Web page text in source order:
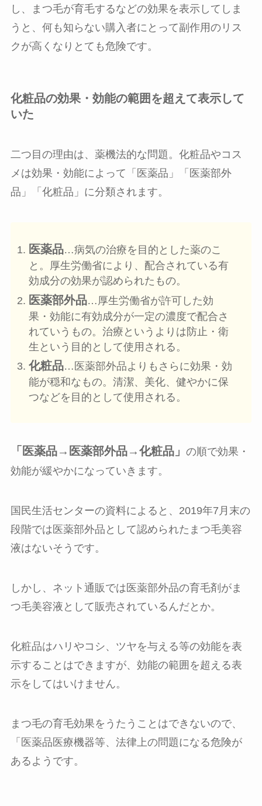
し、まつ毛が育毛するなどの効果を表示してしま
うと、何も知らない購入者にとって副作用のリス
クが高くなりとても危険です。
化粧品の効果・効能の範囲を超えて表示して
いた
二つ目の理由は、薬機法的な問題。化粧品やコス
メは効果・効能によって「医薬品」「医薬部外
品」「化粧品」に分類されます。
医薬品…病気の治療を目的とした薬のこ
と。厚生労働省により、配合されている有
効成分の効果が認められたもの。
医薬部外品…厚生労働省が許可した効
果・効能に有効成分が一定の濃度で配合さ
れていうもの。治療というよりは防止・衛
生という目的として使用される。
化粧品…医薬部外品よりもさらに効果・効
能が穏和なもの。清潔、美化、健やかに保
つなどを目的として使用される。
「医薬品→医薬部外品→化粧品」 の順で効果・
効能が緩やかになっていきます。
国民生活センターの資料によると、2019年7月末の
段階では医薬部外品として認められたまつ毛美容
液はないそうです。
しかし、ネット通販では医薬部外品の育毛剤がま
つ毛美容液として販売されているんだとか。
化粧品はハリやコシ、ツヤを与える等の効能を表
示することはできますが、効能の範囲を超える表
示をしてはいけません。
まつ毛の育毛効果をうたうことはできないので、
「医薬品医療機器等、法律上の問題になる危険が
あるようです。